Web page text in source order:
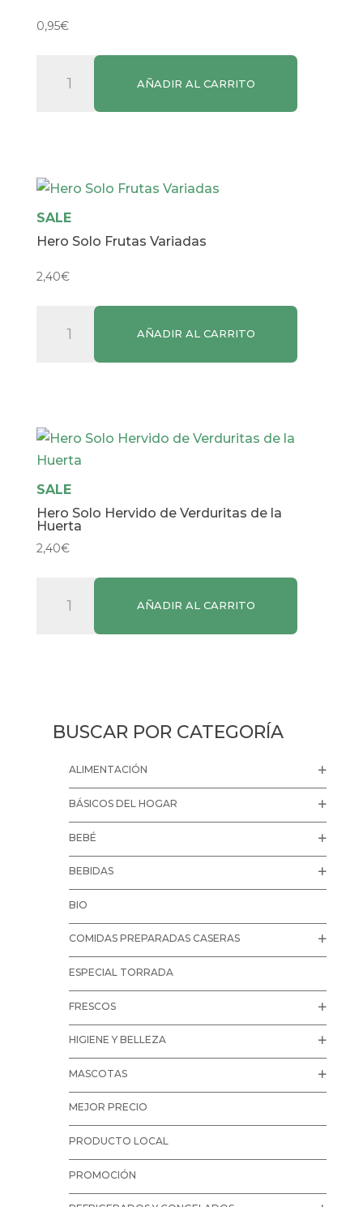
0,95€
Yogur
cantidad
AÑADIR AL CARRITO
SALE
Hero Solo Frutas Variadas
2,40€
AÑADIR AL CARRITO
SALE
Hero Solo Hervido de Verduritas de la
Huerta
2,40€
Huerta
cantidad
AÑADIR AL CARRITO
BUSCAR POR CATEGORÍA
ALIMENTACIÓN
BÁSICOS DEL HOGAR
BEBÉ
BEBIDAS
BIO
COMIDAS PREPARADAS CASERAS
ESPECIAL TORRADA
FRESCOS
HIGIENE Y BELLEZA
MASCOTAS
MEJOR PRECIO
PRODUCTO LOCAL
PROMOCIÓN